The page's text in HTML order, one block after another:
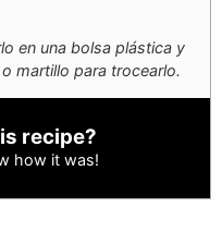
en una bolsa plástica y
martillo para trocearlo.
recipe?
how it was!